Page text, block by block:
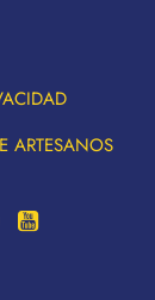
ARTESANOS